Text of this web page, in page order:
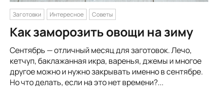
Заготовки Интересное Советы
Как заморозить овощи на зиму
Сентябрь — отличный месяц для заготовок. Лечо,
кетчуп, баклажанная икра, варенья, джемы и многое
другое можно и нужно закрывать именно в сентябре.
Но что делать, если на это нет времени?...